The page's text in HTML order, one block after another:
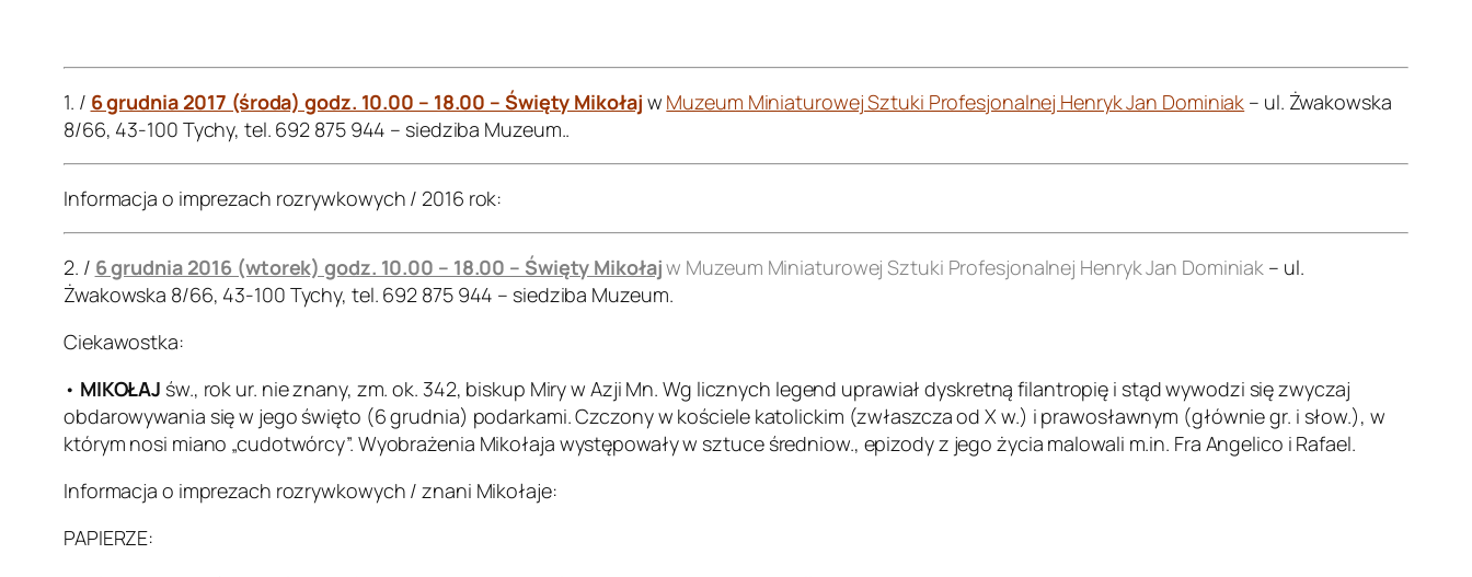
1. / 6 grudnia 2017 (środa) godz. 10.00 – 18.00 – Święty Mikołaj w Muzeum Miniaturowej Sztuki Profesjonalnej Henryk Jan Dominiak – ul. Żwakowska
8/66, 43-100 Tychy, tel. 692 875 944 – siedziba Muzeum..
Informacja o imprezach rozrywkowych / 2016 rok:
2. / 6 grudnia 2016 (wtorek) godz. 10.00 – 18.00 – Święty Mikołajw Muzeum Miniaturowej Sztuki Profesjonalnej Henryk Jan Dominiak – ul.
Żwakowska 8/66, 43-100 Tychy, tel. 692 875 944 – siedziba Muzeum.
Ciekawostka:
• MIKOŁAJ św., rok ur. nie znany, zm. ok. 342, biskup Miry w Azji Mn. Wg licznych legend uprawiał dyskretną filantropię i stąd wywodzi się zwyczaj
obdarowywania się w jego święto (6 grudnia) podarkami. Czczony w kościele katolickim (zwłaszcza od X w.) i prawosławnym (głównie gr. i słow.), w
którym nosi miano „cudotwórcy”. Wyobrażenia Mikołaja występowały w sztuce średniow., epizody z jego życia malowali m.in. Fra Angelico i Rafael.
Informacja o imprezach rozrywkowych / znani Mikołaje:
PAPIERZE: